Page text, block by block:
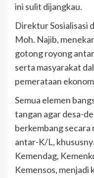
ini sulit dijangkau.
Direktur Sosialisasi
Moh. Najib,
gotong royong
serta masyarakat
pemerataan
Semua elemen
tangan agar desa-
berkembang secara
antar-K/L,
Kemendag,
Kemensos, menjadi